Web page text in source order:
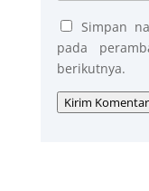
Simpan
pada
berikutnya.
Kirim Komentar